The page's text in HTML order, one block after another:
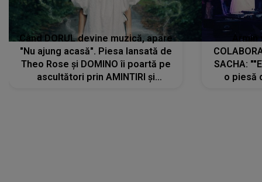
Când DORUL devine muzică, apare
"Nu ajung acasă". Piesa lansată de
Theo Rose și DOMINO îi poartă pe
ascultători prin AMINTIRI și
SACHA:
o piesă